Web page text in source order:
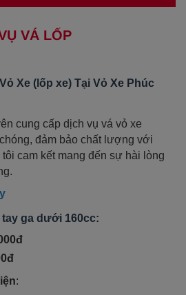
VÁ LỐP
Xe (lốp xe) Tại Vỏ Xe Phúc
cung cấp dịch vụ vá vỏ xe
đảm bảo chất lượng với
cam kết mang đến sự hài lòng
ga dưới 160cc:
: